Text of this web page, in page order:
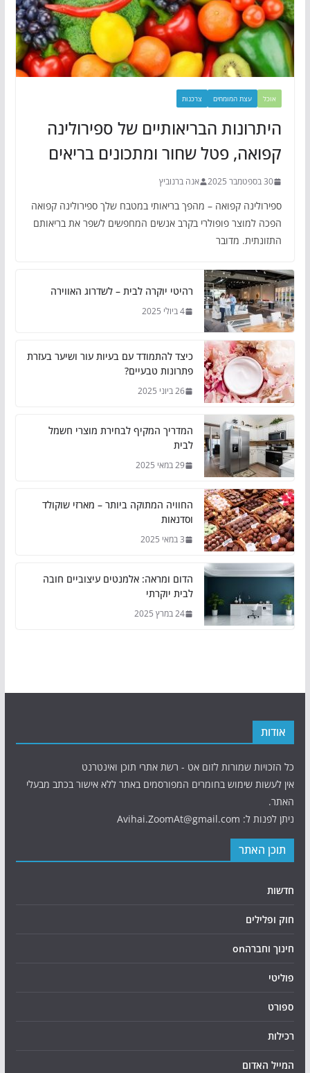
אוכל עצת המומחים צרכנות
היתרונות הבריאותיים של ספירולינה
קפואה, פטל שחור ומתכונים בריאים
30 בספטמבר 2025 אנה ברנוביץ
ספירולינה קפואה – מהפך בריאותי במטבח שלך ספירולינה קפואה
הפכה למוצר פופולרי בקרב אנשים המחפשים לשפר את בריאותם
התזונתית. מדובר
רהיטי יוקרה לבית – לשדרוג האווירה
4 ביולי 2025
כיצד להתמודד עם בעיות עור ושיער בעזרת
פתרונות טבעיים?
26 ביוני 2025
המדריך המקיף לבחירת מוצרי חשמל
לבית
29 במאי 2025
החוויה המתוקה ביותר – מארזי שוקולד
וסדנאות
3 במאי 2025
הדום ומראה: אלמנטים עיצוביים חובה
לבית יוקרתי
24 במרץ 2025
אודות
כל הזכויות שמורות לזום אט - רשת אתרי תוכן ואינטרנט
אין לעשות שימוש בחומרים המפורסמים באתר ללא אישור בכתב מבעלי
האתר.
ניתן לפנות ל: Avihai.ZoomAt@gmail.com
תוכן האתר
חדשות
חוק ופלילים
חינוך וחברהon
פוליטי
ספורט
רכילות
המייל האדום